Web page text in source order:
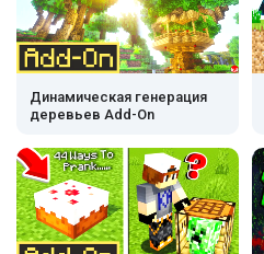
Динамическая генерация
деревьев Add-On